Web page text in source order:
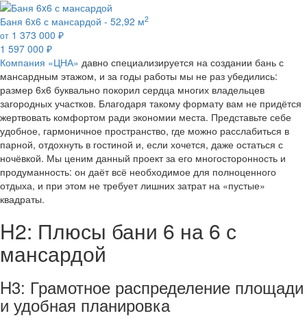
Баня 6x6 с мансардой - 52,92 м2
от 1 373 000 ₽
1 597 000 ₽
Компания «ЦНА» давно специализируется на создании бань с
мансардным этажом, и за годы работы мы не раз убедились:
размер 6х6 буквально покорил сердца многих владельцев
загородных участков. Благодаря такому формату вам не придётся
жертвовать комфортом ради экономии места. Представьте себе
удобное, гармоничное пространство, где можно расслабиться в
парной, отдохнуть в гостиной и, если хочется, даже остаться с
ночёвкой. Мы ценим данный проект за его многосторонность и
продуманность: он даёт всё необходимое для полноценного
отдыха, и при этом не требует лишних затрат на «пустые»
квадраты.
H2: Плюсы бани 6 на 6 с
мансардой
H3: Грамотное распределение площади
и удобная планировка